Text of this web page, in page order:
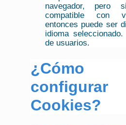
navegador,
compatible con
entonces puede ser
idioma
de usuarios.
¿Cómo
Cookies?